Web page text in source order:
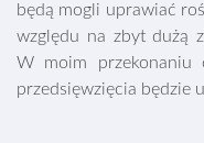
będą mogli uprawiać
względu na zbyt dużą
W moim przekonaniu
przedsięwzięcia będzie